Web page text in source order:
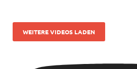
WEITERE VIDEOS LADEN